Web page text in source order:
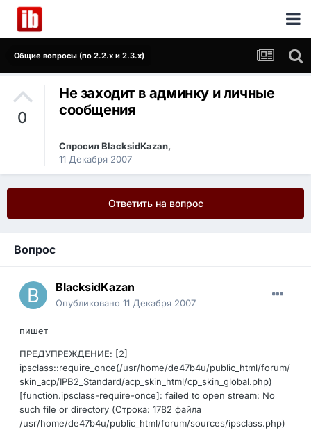
Общие вопросы (по 2.2.x и 2.3.x)
0
Не заходит в админку и личные
сообщения
Спросил BlacksidKazan,
11 Декабря 2007
Ответить на вопрос
Вопрос
BlacksidKazan
Опубликовано 11 Декабря 2007
пишет
ПРЕДУПРЕЖДЕНИЕ: [2]
ipsclass::require_once(/usr/home/de47b4u/public_html/forum/
skin_acp/IPB2_Standard/acp_skin_html/cp_skin_global.php)
[function.ipsclass-require-once]: failed to open stream: No
such file or directory (Строка: 1782 файла
/usr/home/de47b4u/public_html/forum/sources/ipsclass.php)